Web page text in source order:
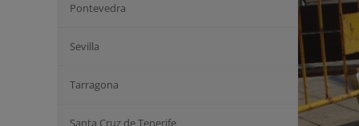
Pontevedra
Sevilla
Tarragona
Santa Cruz de Tenerife